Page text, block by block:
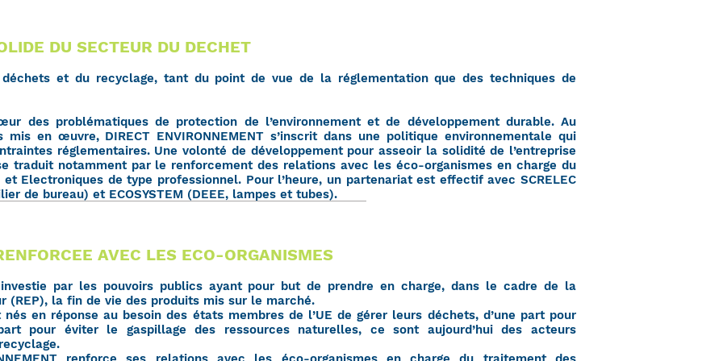
DU SECTEUR DU DECHET
et du recyclage, tant du point de vue de la réglementation que des techniques de
des problématiques de protection de l’environnement et de développement durable. Au
en œuvre, DIRECT ENVIRONNEMENT s’inscrit dans une politique environnementale qui
réglementaires. Une volonté de développement pour asseoir la solidité de l’entreprise
traduit notamment par le renforcement des relations avec les éco-organismes en charge du
Electroniques de type professionnel. Pour l’heure, un partenariat est effectif avec SCRELEC
de bureau) et ECOSYSTEM (DEEE, lampes et tubes).
AVEC LES ECO-ORGANISMES
par les pouvoirs publics ayant pour but de prendre en charge, dans le cadre de la
(REP), la fin de vie des produits mis sur le marché.
en réponse au besoin des états membres de l’UE de gérer leurs déchets, d’une part pour
pour éviter le gaspillage des ressources naturelles, ce sont aujourd’hui des acteurs